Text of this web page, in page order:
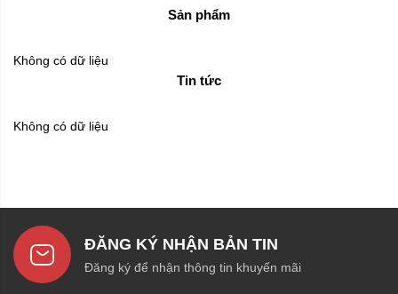
Sản phẩm
Không có dữ liệu
Tin tức
Không có dữ liệu
ĐĂNG KÝ NHẬN BẢN TIN
Đăng ký để nhận thông tin khuyến mãi